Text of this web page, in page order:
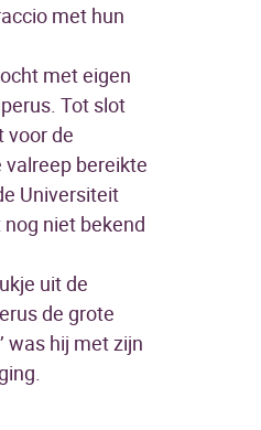
met hun
met eigen
Tot slot
voor de
valreep bereikte
Universiteit
nog niet bekend
uit de
de grote
was hij met zijn